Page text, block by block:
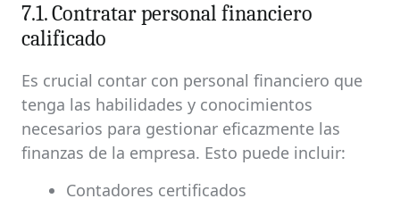
7.1. Contratar personal financiero
calificado
Es crucial contar con personal financiero que
tenga las habilidades y conocimientos
necesarios para gestionar eficazmente las
finanzas de la empresa. Esto puede incluir:
Contadores certificados